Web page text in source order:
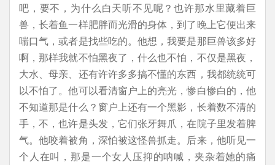
吧，要不，为什么白天听不见呢？也许那水里藏着巨
兽，长着鱼一样肥胖而光滑的身体，到了晚上它便出来
喘口气，或者是找些吃的。他想，我要是那巨兽该多好
啊，那样我就不怕黑夜了，什么也不怕，不仅是黑夜，
大水、母亲、还有许许多多搞不懂的东西，我都统统可
以不怕了。他可以看清窗户上的亮光，惨白惨白的，他
不知道那是什么？窗户上还有一个黑影，长着数不清的
手，不，也许是头发，它们张牙舞爪，在院子里发着脾
气。他咬着被角，深怕被这怪兽抓走。后来，他听见一
个人在叫，那是一个女人压抑的呐喊，夹杂着她的痛